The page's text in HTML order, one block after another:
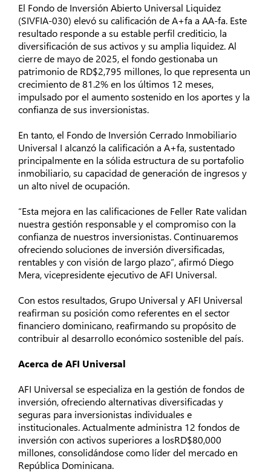
El Fondo de Inversión Abierto Universal Liquidez
(SIVFIA-030) elevó su calificación de A+fa a AA-fa. Este
resultado responde a su estable perfil crediticio, la
diversificación de sus activos y su amplia liquidez. Al
cierre de mayo de 2025, el fondo gestionaba un
patrimonio de RD$2,795 millones, lo que representa un
crecimiento de 81.2% en los últimos 12 meses,
impulsado por el aumento sostenido en los aportes y la
confianza de sus inversionistas.
En tanto, el Fondo de Inversión Cerrado Inmobiliario
Universal I alcanzó la calificación a A+fa, sustentado
principalmente en la sólida estructura de su portafolio
inmobiliario, su capacidad de generación de ingresos y
un alto nivel de ocupación.
“Esta mejora en las calificaciones de Feller Rate validan
nuestra gestión responsable y el compromiso con la
confianza de nuestros inversionistas. Continuaremos
ofreciendo soluciones de inversión diversificadas,
rentables y con visión de largo plazo”, afirmó Diego
Mera, vicepresidente ejecutivo de AFI Universal.
Con estos resultados, Grupo Universal y AFI Universal
reafirman su posición como referentes en el sector
financiero dominicano, reafirmando su propósito de
contribuir al desarrollo económico sostenible del país.
Acerca de AFI Universal
AFI Universal se especializa en la gestión de fondos de
inversión, ofreciendo alternativas diversificadas y
seguras para inversionistas individuales e
institucionales. Actualmente administra 12 fondos de
inversión con activos superiores a losRD$80,000
millones, consolidándose como líder del mercado en
República Dominicana.